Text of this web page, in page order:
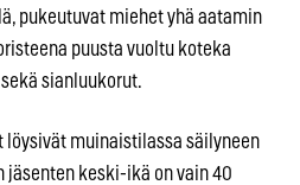
pukeutuvat miehet yhä aatamin
puusta vuoltu koteka
sianluukorut.
löysivät muinaistilassa säilyneen
jäsenten keski-ikä on vain 40